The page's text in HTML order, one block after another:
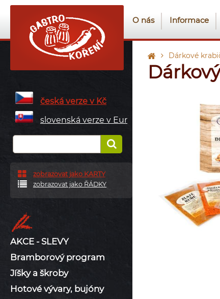
O nás Informace
česká verze v Kč
slovenská verze v Eur
zobrazovat jako KARTY
zobrazovat jako ŘÁDKY
AKCE - SLEVY
Bramborový program
Jíšky a škroby
Hotové vývary, bujóny
Dárkové